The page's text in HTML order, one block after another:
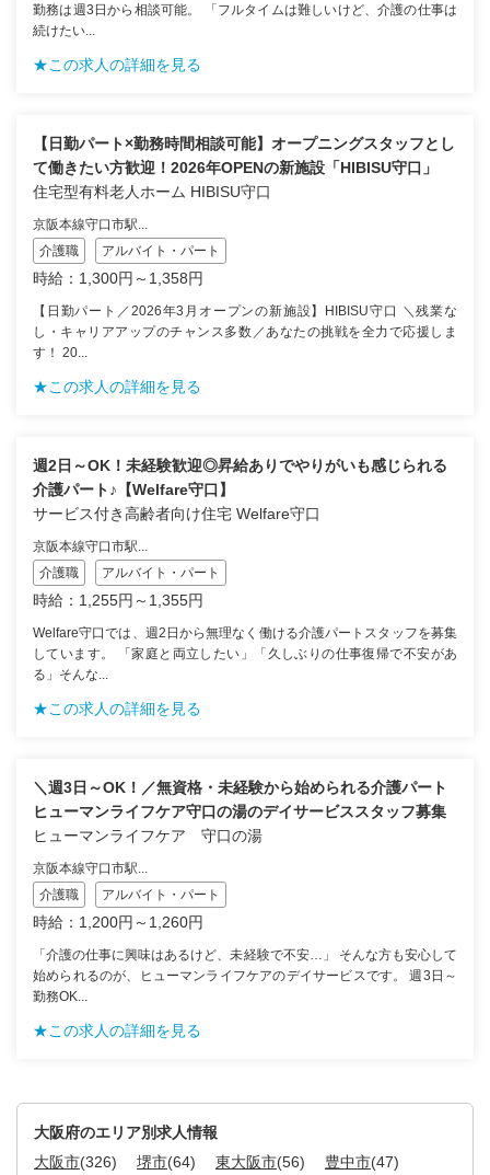
勤務は週3日から相談可能。 「フルタイムは難しいけど、介護の仕事は
続けたい...
★この求人の詳細を見る
【日勤パート×勤務時間相談可能】オープニングスタッフとし
て働きたい方歓迎！2026年OPENの新施設「HIBISU守口」
住宅型有料老人ホーム HIBISU守口
京阪本線守口市駅...
介護職
アルバイト・パート
時給：1,300円～1,358円
【日勤パート／2026年3月オープンの新施設】HIBISU守口 ＼残業な
し・キャリアアップのチャンス多数／あなたの挑戦を全力で応援しま
す！ 20...
★この求人の詳細を見る
週2日～OK！未経験歓迎◎昇給ありでやりがいも感じられる
介護パート♪【Welfare守口】
サービス付き高齢者向け住宅 Welfare守口
京阪本線守口市駅...
介護職
アルバイト・パート
時給：1,255円～1,355円
Welfare守口では、週2日から無理なく働ける介護パートスタッフを募集
しています。 「家庭と両立したい」「久しぶりの仕事復帰で不安があ
る」そんな...
★この求人の詳細を見る
＼週3日～OK！／無資格・未経験から始められる介護パート
ヒューマンライフケア守口の湯のデイサービススタッフ募集
ヒューマンライフケア 守口の湯
京阪本線守口市駅...
介護職
アルバイト・パート
時給：1,200円～1,260円
「介護の仕事に興味はあるけど、未経験で不安…」 そんな方も安心して
始められるのが、ヒューマンライフケアのデイサービスです。 週3日～
勤務OK...
★この求人の詳細を見る
大阪府のエリア別求人情報
大阪市(326) 堺市(64) 東大阪市(56) 豊中市(47)